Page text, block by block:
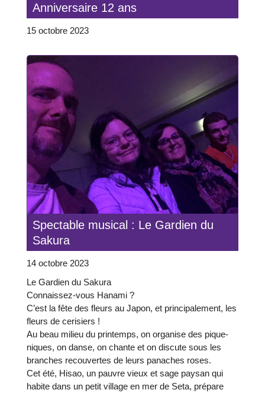
Anniversaire 12 ans
15 octobre 2023
Spectable musical : Le Gardien du
Sakura
14 octobre 2023
Le Gardien du Sakura
Connaissez-vous Hanami ?
C’est la fête des fleurs au Japon, et principalement, les
fleurs de cerisiers !
Au beau milieu du printemps, on organise des pique-
niques, on danse, on chante et on discute sous les
branches recouvertes de leurs panaches roses.
Cet été, Hisao, un pauvre vieux et sage paysan qui
habite dans un petit village en mer de Seta, prépare